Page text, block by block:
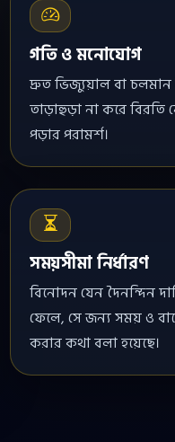
গতি ও মনোযোগ
দ্রুত ভিজ্যুয়াল বা চলমান
তাড়াহুড়া না করে বিরতি
পড়ার পরামর্শ।
সময়সীমা নির্ধারণ
বিনোদন যেন দৈনন্দিন
ফেলে, সে জন্য সময় ও
করার কথা বলা হয়েছে।